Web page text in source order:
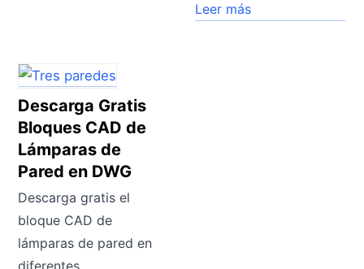
Leer más
Descarga Gratis
Bloques CAD de
Lámparas de
Pared en DWG
Descarga gratis el
bloque CAD de
lámparas de pared en
diferentes